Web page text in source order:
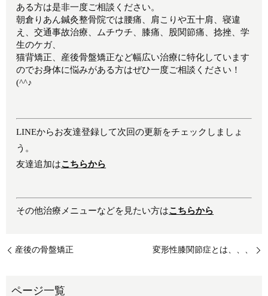
ある方は是非一度ご相談ください。
朝倉りあん鍼灸整骨院では腰痛、肩こりや五十肩、寝違
え、交通事故治療、ムチウチ、膝痛、股関節痛、捻挫、学
生のケガ、
猫背矯正、産後骨盤矯正など幅広い治療に特化しています
のでお身体に悩みがある方はぜひ一度ご相談ください！
(^^♪
LINEからお友達登録して次回の更新をチェックしましょ
う。
友達追加はこちらから
その他治療メニューなどを見たい方はこちらから
産後の骨盤矯正 変形性膝関節症とは、、、